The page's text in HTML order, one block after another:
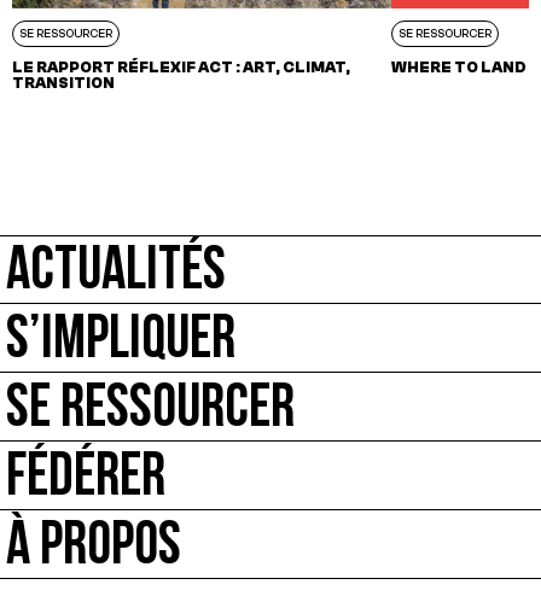
SE RESSOURCER
LE RAPPORT RÉFLEXIF ACT : ART, CLIMAT,
TRANSITION
SE RESSOURCER
WHERE TO LAND
ACTUALITÉS
S’IMPLIQUER
SE RESSOURCER
FÉDÉRER
À PROPOS